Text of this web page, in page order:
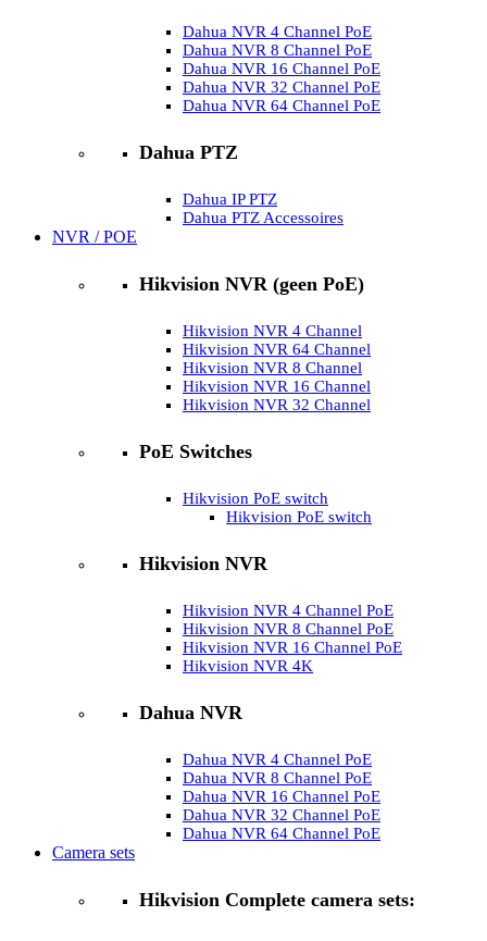
Dahua NVR 4 Channel PoE
Dahua NVR 8 Channel PoE
Dahua NVR 16 Channel PoE
Dahua NVR 32 Channel PoE
Dahua NVR 64 Channel PoE
Dahua PTZ
Dahua IP PTZ
Dahua PTZ Accessoires
NVR / POE
Hikvision NVR (geen PoE)
Hikvision NVR 4 Channel
Hikvision NVR 64 Channel
Hikvision NVR 8 Channel
Hikvision NVR 16 Channel
Hikvision NVR 32 Channel
PoE Switches
Hikvision PoE switch
Hikvision PoE switch
Hikvision NVR
Hikvision NVR 4 Channel PoE
Hikvision NVR 8 Channel PoE
Hikvision NVR 16 Channel PoE
Hikvision NVR 4K
Dahua NVR
Dahua NVR 4 Channel PoE
Dahua NVR 8 Channel PoE
Dahua NVR 16 Channel PoE
Dahua NVR 32 Channel PoE
Dahua NVR 64 Channel PoE
Camera sets
Hikvision Complete camera sets: